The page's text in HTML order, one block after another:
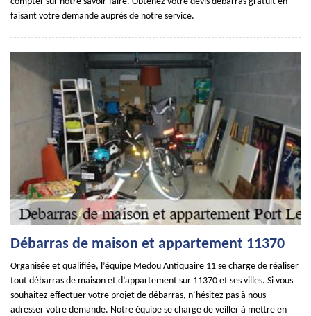
faisant votre demande auprès de notre service.
Débarras de maison et appartement 11370
Organisée et qualifiée, l’équipe Medou Antiquaire 11 se charge de réaliser
tout débarras de maison et d’appartement sur 11370 et ses villes. Si vous
souhaitez effectuer votre projet de débarras, n’hésitez pas à nous
adresser votre demande. Notre équipe se charge de veiller à mettre en